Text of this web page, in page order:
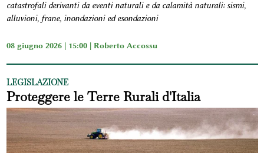
catastrofali derivanti da eventi naturali e da calamità naturali: sismi,
alluvioni, frane, inondazioni ed esondazioni
08 giugno 2026 | 15:00 | Roberto Accossu
LEGISLAZIONE
Proteggere le Terre Rurali d'Italia